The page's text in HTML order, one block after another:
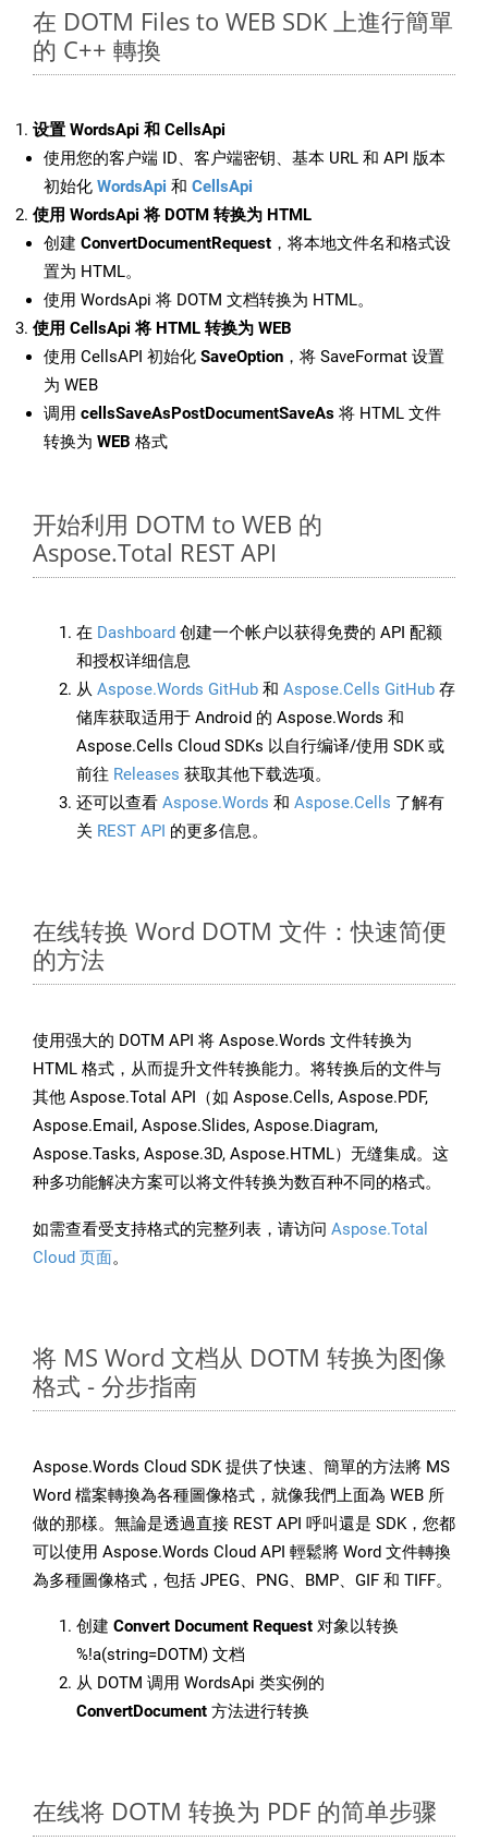
在 DOTM Files to WEB SDK 上進行簡單
的 C++ 轉換
设置 WordsApi 和 CellsApi
使用您的客户端 ID、客户端密钥、基本 URL 和 API 版本
初始化 WordsApi 和 CellsApi
使用 WordsApi 将 DOTM 转换为 HTML
创建 ConvertDocumentRequest ，将本地文件名和格式设
置为 HTML。
使用 WordsApi 将 DOTM 文档转换为 HTML。
使用 CellsApi 将 HTML 转换为 WEB
使用 CellsAPI 初始化 SaveOption ，将 SaveFormat 设置
为 WEB
调用 cellsSaveAsPostDocumentSaveAs 将 HTML 文件
转换为 WEB 格式
开始利用 DOTM to WEB 的
Aspose.Total REST API
在 Dashboard 创建一个帐户以获得免费的 API 配额
和授权详细信息
从 Aspose.Words GitHub 和 Aspose.Cells GitHub 存
储库获取适用于 Android 的 Aspose.Words 和
Aspose.Cells Cloud SDKs 以自行编译/使用 SDK 或
前往 Releases 获取其他下载选项。
还可以查看 Aspose.Words 和 Aspose.Cells 了解有
关 REST API 的更多信息。
在线转换 Word DOTM 文件：快速简便
的方法
使用强大的 DOTM API 将 Aspose.Words 文件转换为
HTML 格式，从而提升文件转换能力。将转换后的文件与
其他 Aspose.Total API（如 Aspose.Cells, Aspose.PDF,
Aspose.Email, Aspose.Slides, Aspose.Diagram,
Aspose.Tasks, Aspose.3D, Aspose.HTML）无缝集成。这
种多功能解决方案可以将文件转换为数百种不同的格式。
如需查看受支持格式的完整列表，请访问 Aspose.Total
Cloud 页面。
将 MS Word 文档从 DOTM 转换为图像
格式 - 分步指南
Aspose.Words Cloud SDK 提供了快速、簡單的方法將 MS
Word 檔案轉換為各種圖像格式，就像我們上面為 WEB 所
做的那樣。無論是透過直接 REST API 呼叫還是 SDK，您都
可以使用 Aspose.Words Cloud API 輕鬆將 Word 文件轉換
為多種圖像格式，包括 JPEG、PNG、BMP、GIF 和 TIFF。
创建 Convert Document Request 对象以转换
%!a(string=DOTM) 文档
从 DOTM 调用 WordsApi 类实例的
ConvertDocument 方法进行转换
在线将 DOTM 转换为 PDF 的简单步骤